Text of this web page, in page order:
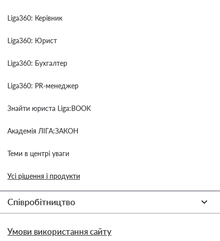
Liga360: Керівник
Liga360: Юрист
Liga360: Бухгалтер
Liga360: PR-менеджер
Знайти юриста Liga:BOOK
Академія ЛІГА:ЗАКОН
Теми в центрі уваги
Усі рішення і продукти
Співробітництво
Умови використання сайту